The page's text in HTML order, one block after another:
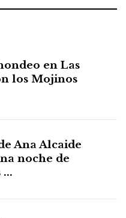
en Las
los Mojinos
Ana Alcaide
noche de